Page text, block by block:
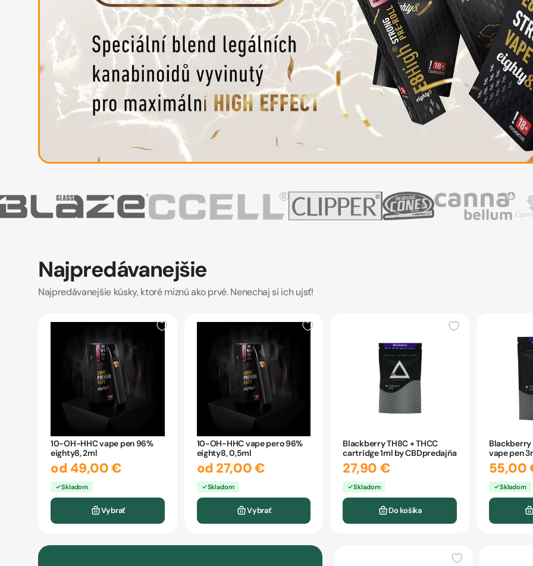
Najpredávanejšie
Najpredávanejšie kúsky, ktoré miznú ako prvé. Nenechaj si ich ujsť!
10-OH-HHC vape pen 96%
eighty8, 2ml
od 49,00 €
Skladom
Vybrať
10-OH-HHC vape pero 96%
eighty8, 0,5ml
od 27,00 €
Skladom
Vybrať
Blackberry TH8C + THCC
cartridge 1ml by CBDpredajňa
27,90 €
Skladom
Do košíka
Blackberry
vape pen
55,00
Skladom